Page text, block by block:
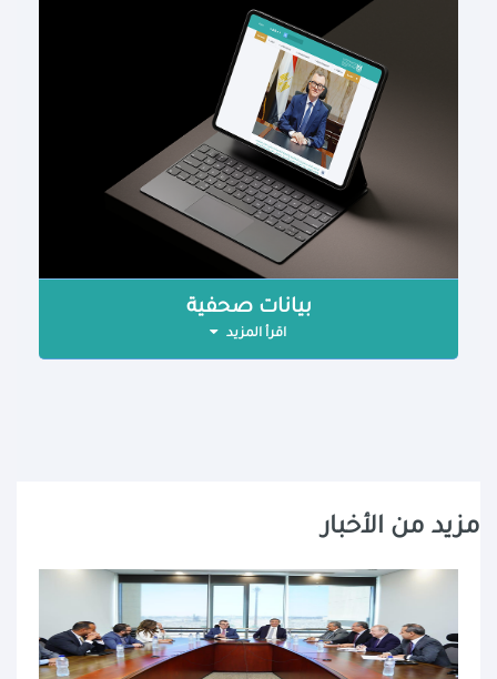
بيانات صحفية
اقرأ المزيد
مزيد من الأخبار